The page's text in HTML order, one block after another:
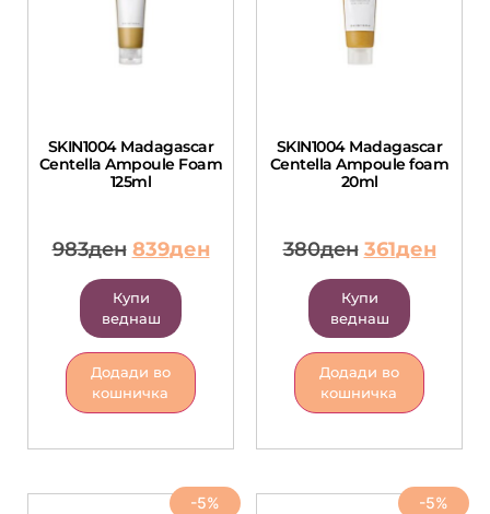
SKIN1004 Madagascar
Centella Ampoule Foam
125ml
983ден 839ден
Купи
веднаш
Додади во
кошничка
SKIN1004 Madagascar
Centella Ampoule foam
20ml
380ден 361ден
Купи
веднаш
Додади во
кошничка
-5% -5%